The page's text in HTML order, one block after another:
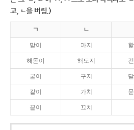
고, ㄴ을 버림.)
ㄱ ㄴ
맏이 마지
해돋이 해도지
굳이 구지
같이 가치
끝이 끄치